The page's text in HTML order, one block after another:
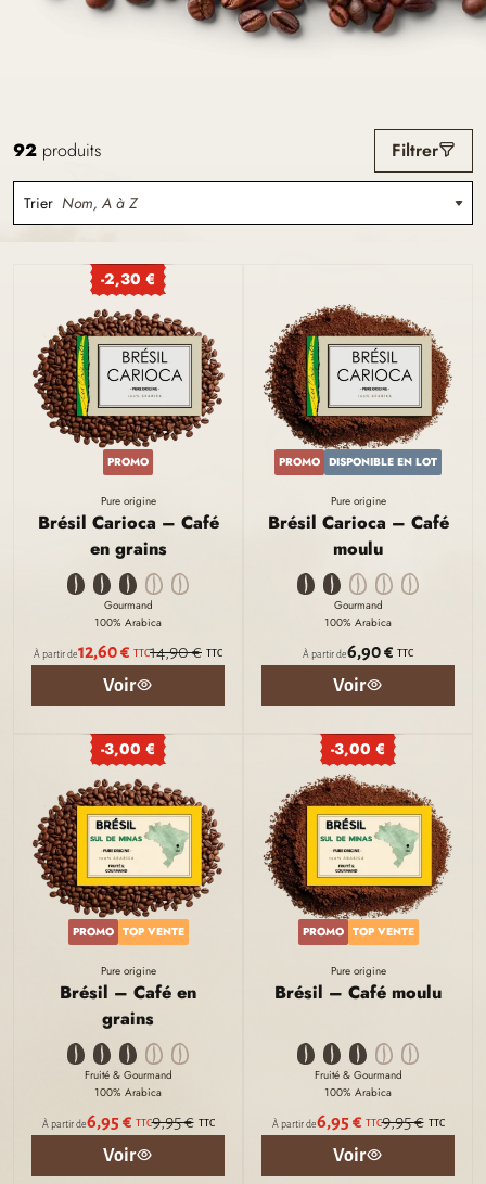
92 produits Filtrer
Trier Nom, A à Z
-2,30 €
PROMO
Pure origine
Brésil Carioca – Café
en grains
Gourmand
100% Arabica
À partir de12,60 € TTC14,90 € TTC
Voir
PROMO DISPONIBLE EN LOT
Pure origine
Brésil Carioca – Café
moulu
Gourmand
100% Arabica
À partir de6,90 € TTC
Voir
-3,00 €
PROMO TOP VENTE
Pure origine
Brésil – Café en
grains
Fruité & Gourmand
100% Arabica
À partir de6,95 € TTC9,95 € TTC
Voir
-3,00 €
PROMO TOP VENTE
Pure origine
Brésil – Café moulu
Fruité & Gourmand
100% Arabica
À partir de6,95 € TTC9,95 € TTC
Voir